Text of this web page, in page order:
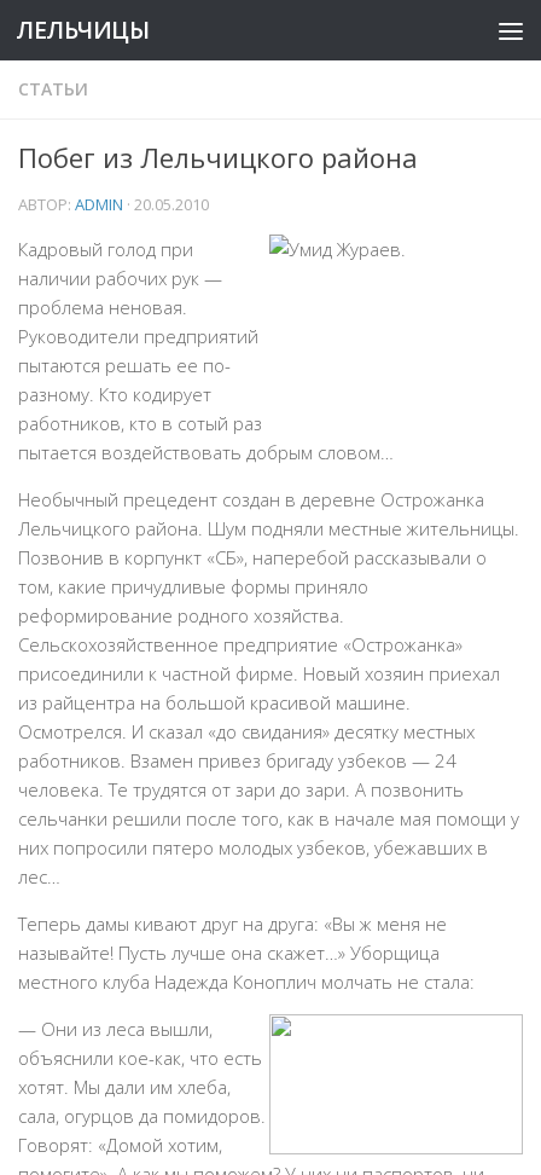
ЛЕЛЬЧИЦЫ
СТАТЬИ
Побег из Лельчицкого района
АВТОР: ADMIN · 20.05.2010
Кадровый голод при
наличии рабочих рук —
проблема неновая.
Руководители предприятий
пытаются решать ее по-
разному. Кто кодирует
работников, кто в сотый раз
пытается воздействовать добрым словом…
Необычный прецедент создан в деревне Острожанка
Лельчицкого района. Шум подняли местные жительницы.
Позвонив в корпункт «СБ», наперебой рассказывали о
том, какие причудливые формы приняло
реформирование родного хозяйства.
Сельскохозяйственное предприятие «Острожанка»
присоединили к частной фирме. Новый хозяин приехал
из райцентра на большой красивой машине.
Осмотрелся. И сказал «до свидания» десятку местных
работников. Взамен привез бригаду узбеков — 24
человека. Те трудятся от зари до зари. А позвонить
сельчанки решили после того, как в начале мая помощи у
них попросили пятеро молодых узбеков, убежавших в
лес…
Теперь дамы кивают друг на друга: «Вы ж меня не
называйте! Пусть лучше она скажет…» Уборщица
местного клуба Надежда Коноплич молчать не стала:
— Они из леса вышли,
объяснили кое-как, что есть
хотят. Мы дали им хлеба,
сала, огурцов да помидоров.
Говорят: «Домой хотим,